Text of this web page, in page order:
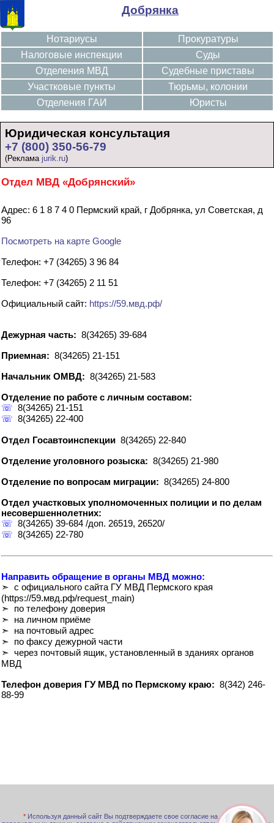
Добрянка
Нотариусы
Налоговые инспекции
Отделения МВД
Участковые пункты
Отделения ГАИ
Прокуратуры
Суды
Судебные приставы
Тюрьмы, колонии
Юристы
Юридическая консультация
+7 (800) 350-56-79
(Реклама jurik.ru)
Отдел МВД «Добрянский»
Адрес: 6 1 8 7 4 0 Пермский край, г Добрянка, ул Советская, д
96
Посмотреть на карте Google
Телефон: +7 (34265) 3 96 84
Телефон: +7 (34265) 2 11 51
Официальный сайт: https://59.мвд.рф/
Дежурная часть: 8(34265) 39-684
Приемная: 8(34265) 21-151
Начальник ОМВД: 8(34265) 21-583
Отделение по работе с личным составом:
☏ 8(34265) 21-151
☏ 8(34265) 22-400
Отдел Госавтоинспекции 8(34265) 22-840
Отделение уголовного розыска: 8(34265) 21-980
Отделение по вопросам миграции: 8(34265) 24-800
Отдел участковых уполномоченных полиции и по делам
несовершеннолетних:
☏ 8(34265) 39-684 /доп. 26519, 26520/
☏ 8(34265) 22-780
Направить обращение в органы МВД можно:
➣ с официального сайта ГУ МВД Пермского края
(https://59.мвд.рф/request_main)
➣ по телефону доверия
➣ на личном приёме
➣ на почтовый адрес
➣ по факсу дежурной части
➣ через почтовый ящик, установленный в зданиях органов
МВД
Телефон доверия ГУ МВД по Пермскому краю: 8(342) 246-
88-99
* Используя данный сайт Вы подтверждаете свое согласие на обработку